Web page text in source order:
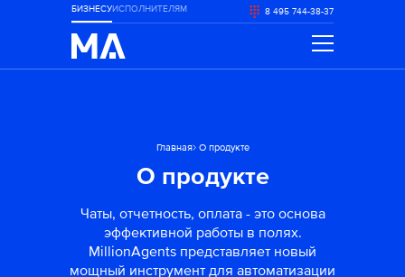
БИЗНЕСУИСПОЛНИТЕЛЯМ 8 495 744-38-37
info@ma.direct
Главная О продукте
О продукте
Чаты, отчетность, оплата - это основа
эффективной работы в полях.
MillionAgents представляет новый
мощный инструмент для автоматизации